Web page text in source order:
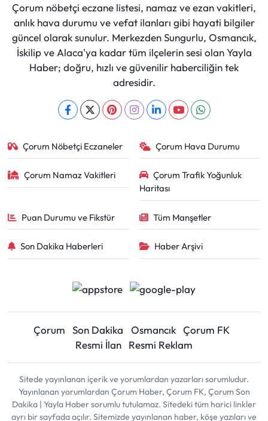
Çorum nöbetçi eczane listesi, namaz ve ezan vakitleri,
anlık hava durumu ve vefat ilanları gibi hayati bilgiler
güncel olarak sunulur. Merkezden Sungurlu, Osmancık,
İskilip ve Alaca'ya kadar tüm ilçelerin sesi olan Yayla
Haber; doğru, hızlı ve güvenilir haberciliğin tek
adresidir.
Çorum Nöbetçi Eczaneler Çorum Hava Durumu
Çorum Namaz Vakitleri
Çorum Trafik Yoğunluk
Haritası
Puan Durumu ve Fikstür Tüm Manşetler
Son Dakika Haberleri Haber Arşivi
Çorum Son Dakika Osmancık Çorum FK
Resmi İlan
Resmi Reklam
Sitede yayınlanan içerik ve yorumlardan yazarları sorumludur.
Yayınlanan yorumlardan Çorum Haber, Çorum FK, Çorum Son
Dakika | Yayla Haber sorumlu tutulamaz. Sitedeki tüm harici linkler
ayrı bir sayfada açılır. Sitemizde yayınlanan haber, köşe yazıları ve